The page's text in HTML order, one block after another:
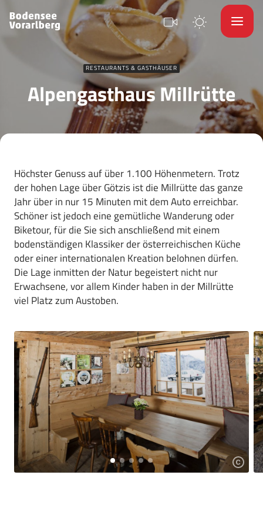
RESTAURANTS & GASTHÄUSER
Alpengasthaus Millrütte
Höchster Genuss auf über 1.100 Höhenmetern. Trotz
der hohen Lage über Götzis ist die Millrütte das ganze
Jahr über in nur 15 Minuten mit dem Auto erreichbar.
Schöner ist jedoch eine gemütliche Wanderung oder
Biketour, für die Sie sich anschließend mit einem
bodenständigen Klassiker der österreichischen Küche
oder einer internationalen Kreation belohnen dürfen.
Die Lage inmitten der Natur begeistert nicht nur
Erwachsene, vor allem Kinder haben in der Millrütte
viel Platz zum Austoben.